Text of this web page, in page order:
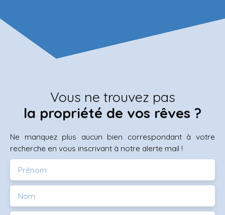
Vous ne trouvez pas
la propriété de vos rêves ?
Ne manquez plus aucun bien correspondant à votre
recherche en vous inscrivant à notre alerte mail !
Prénom
Nom